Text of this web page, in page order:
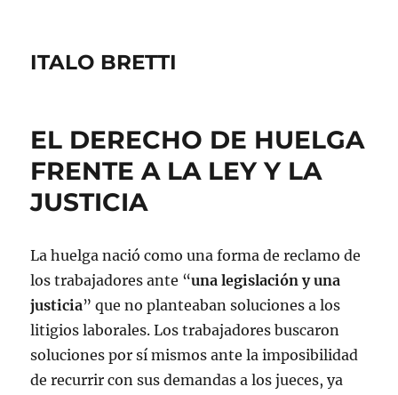
ITALO BRETTI
EL DERECHO DE HUELGA
FRENTE A LA LEY Y LA
JUSTICIA
La huelga nació como una forma de reclamo de
los trabajadores ante “una legislación y una
justicia” que no planteaban soluciones a los
litigios laborales. Los trabajadores buscaron
soluciones por sí mismos ante la imposibilidad
de recurrir con sus demandas a los jueces, ya